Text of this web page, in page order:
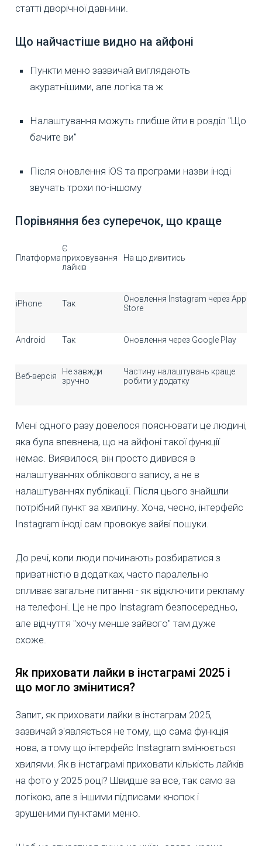
статті дворічної давнини.
Що найчастіше видно на айфоні
Пункти меню зазвичай виглядають
акуратнішими, але логіка та ж
Налаштування можуть глибше йти в розділ "Що
бачите ви"
Після оновлення iOS та програми назви іноді
звучать трохи по-іншому
Порівняння без суперечок, що краще
Платформа
Є
приховування
лайків
На що дивитись
iPhone Так
Оновлення Instagram через App
Store
Android Так Оновлення через Google Play
Веб-версія
Не завжди
зручно
Частину налаштувань краще
робити у додатку
Мені одного разу довелося пояснювати це людині,
яка була впевнена, що на айфоні такої функції
немає. Виявилося, він просто дивився в
налаштуваннях облікового запису, а не в
налаштуваннях публікації. Після цього знайшли
потрібний пункт за хвилину. Хоча, чесно, інтерфейс
Instagram іноді сам провокує зайві пошуки.
До речі, коли люди починають розбиратися з
приватністю в додатках, часто паралельно
спливає загальне питання - як відключити рекламу
на телефоні. Це не про Instagram безпосередньо,
але відчуття "хочу менше зайвого" там дуже
схоже.
Як приховати лайки в інстаграмі 2025 і
що могло змінитися?
Запит, як приховати лайки в інстаграм 2025,
зазвичай з'являється не тому, що сама функція
нова, а тому що інтерфейс Instagram змінюється
хвилями. Як в інстаграмі приховати кількість лайків
на фото у 2025 році? Швидше за все, так само за
логікою, але з іншими підписами кнопок і
зрушеними пунктами меню.